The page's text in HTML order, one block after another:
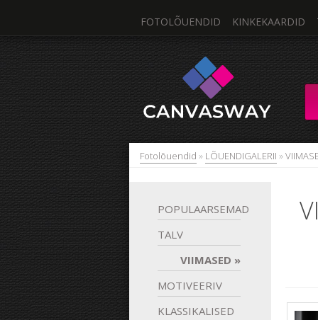
FOTOLÕUENDID KINKEKAARDID
Fotolõuendid » LÕUENDIGALERII »
POPULAARSEMAD
TALV
VIIMASED
MOTIVEERIV
KLASSIKALISED